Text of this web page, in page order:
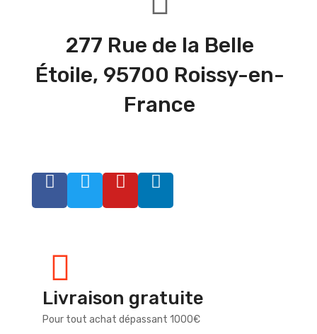
277 Rue de la Belle
Étoile, 95700 Roissy-en-
France
Livraison gratuite
Pour tout achat dépassant 1000€